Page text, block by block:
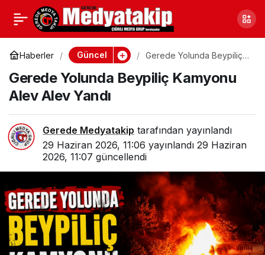
Haberler Güncel
Gerede Yolunda Beypiliç
Gerede Yolunda Beypiliç Kamyonu
Alev Alev Yandı
Gerede Medyatakip tarafından yayınlandı
29 Haziran 2026, 11:06 yayınlandı 29 Haziran
2026, 11:07 güncellendi
Gerede’de Vefat
Edenler (28 ve 29
Haziran 2026)
Paylaş